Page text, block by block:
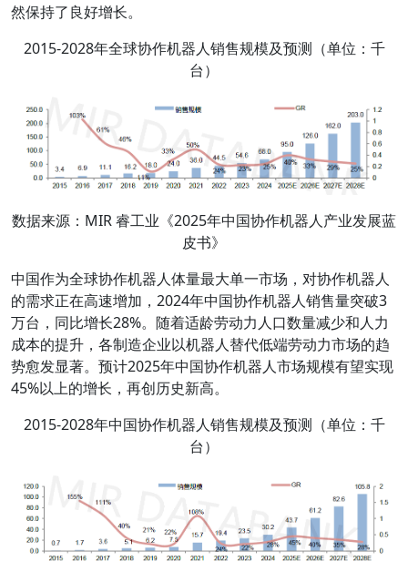
然保持了良好增长。
2015-2028年全球协作机器人销售规模及预测（单位：千
台）
数据来源：MIR 睿工业《2025年中国协作机器人产业发展蓝
皮书》
中国作为全球协作机器人体量最大单一市场，对协作机器人
的需求正在高速增加，2024年中国协作机器人销售量突破3
万台，同比增长28%。随着适龄劳动力人口数量减少和人力
成本的提升，各制造企业以机器人替代低端劳动力市场的趋
势愈发显著。预计2025年中国协作机器人市场规模有望实现
45%以上的增长，再创历史新高。
2015-2028年中国协作机器人销售规模及预测（单位：千
台）